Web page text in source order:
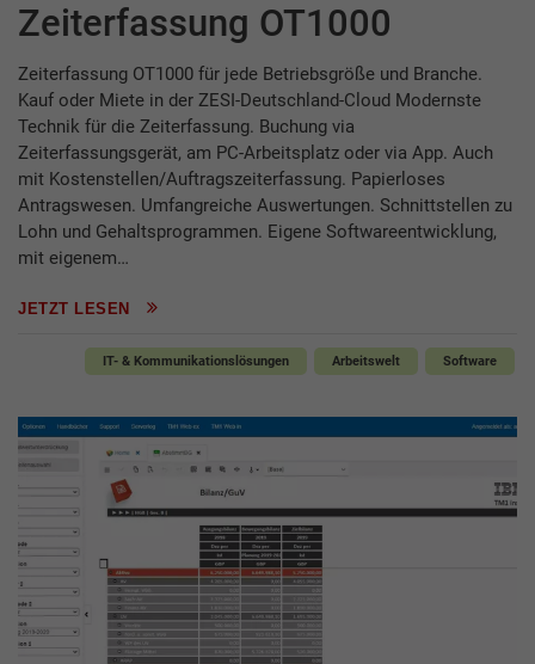
Zeiterfassung OT1000
Zeiterfassung OT1000 für jede Betriebsgröße und Branche.
Kauf oder Miete in der ZESI-Deutschland-Cloud Modernste
Technik für die Zeiterfassung. Buchung via
Zeiterfassungsgerät, am PC-Arbeitsplatz oder via App. Auch
mit Kostenstellen/Auftragszeiterfassung. Papierloses
Antragswesen. Umfangreiche Auswertungen. Schnittstellen zu
Lohn und Gehaltsprogrammen. Eigene Softwareentwicklung,
mit eigenem…
JETZT LESEN
IT- & Kommunikationslösungen Arbeitswelt Software